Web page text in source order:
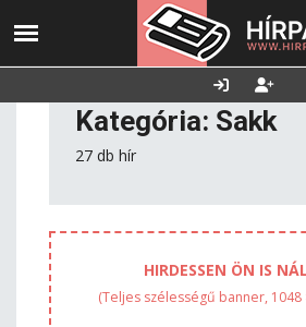
2026. augusztus
Utolsó
2026.08.07.
Kategória: Sakk
27 db hír
HIRDESSEN ÖN IS
(Teljes szélességű banner, 1048